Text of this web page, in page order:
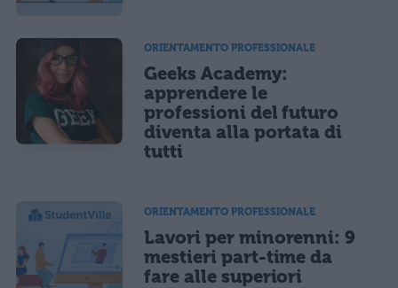
ORIENTAMENTO PROFESSIONALE
Geeks Academy:
apprendere le
professioni del futuro
diventa alla portata di
tutti
ORIENTAMENTO PROFESSIONALE
Lavori per minorenni: 9
mestieri part-time da
fare alle superiori